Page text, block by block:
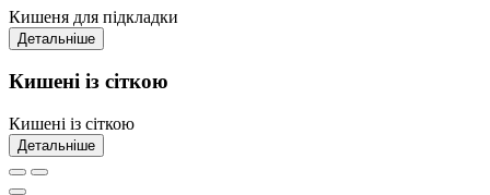
Кишеня для підкладки
Детальніше
Кишені із сіткою
Кишені із сіткою
Детальніше